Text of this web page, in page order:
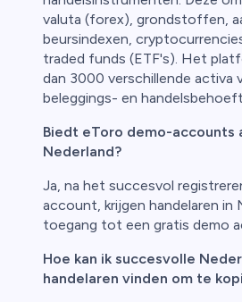
valuta (forex), grondstoffen,
beursindexen,
traded funds (ETF's). Het
dan 3000 verschillende activa
beleggings- en
Biedt eToro demo-accounts
Nederland?
Ja, na het succesvol
account, krijgen handelaren in
toegang tot een gratis demo
Hoe kan ik succesvolle
handelaren vinden om te